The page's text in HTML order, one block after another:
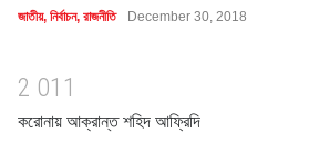
জাতীয়, নির্বাচন, রাজনীতি December 30, 2018
2 01 1
করোনায় আক্রান্ত শহিদ আফ্রিদি